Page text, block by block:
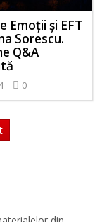
Emoții și EFT
Sorescu.
Q&A
0